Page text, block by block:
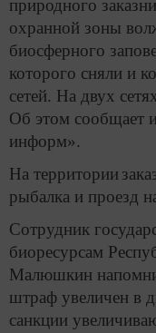
природного
охранной зоны
биосферного
которого сняли и
сетей. На двух
Об этом сообщает
информ».
На территории
рыбалка и проезд
Сотрудник
биоресурсам
Малюшкин
штраф увеличен в
санкции